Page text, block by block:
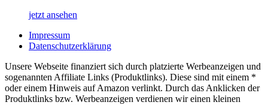
jetzt ansehen
Impressum
Datenschutzerklärung
Unsere Webseite finanziert sich durch platzierte Werbeanzeigen und
sogenannten Affiliate Links (Produktlinks). Diese sind mit einem *
oder einem Hinweis auf Amazon verlinkt. Durch das Anklicken der
Produktlinks bzw. Werbeanzeigen verdienen wir einen kleinen